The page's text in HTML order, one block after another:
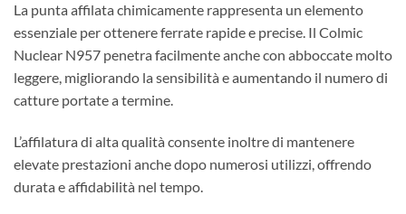
La punta affilata chimicamente rappresenta un elemento
essenziale per ottenere ferrate rapide e precise. Il Colmic
Nuclear N957 penetra facilmente anche con abboccate molto
leggere, migliorando la sensibilità e aumentando il numero di
catture portate a termine.
L’affilatura di alta qualità consente inoltre di mantenere
elevate prestazioni anche dopo numerosi utilizzi, offrendo
durata e affidabilità nel tempo.